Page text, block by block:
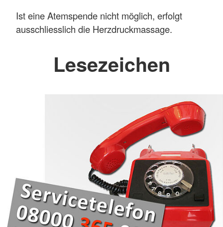
Ist eine Atemspende nicht möglich, erfolgt
ausschliesslich die Herzdruckmassage.
Lesezeichen